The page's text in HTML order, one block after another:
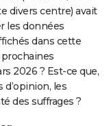
divers centre) avait
les données
dans cette
2026 ? Est-ce que,
les
des suffrages ?